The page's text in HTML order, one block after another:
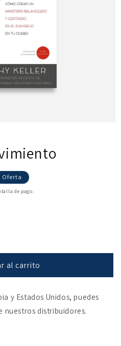
Oferta
de pago.
al carrito
y Estados Unidos, puedes
nuestros distribuidores.